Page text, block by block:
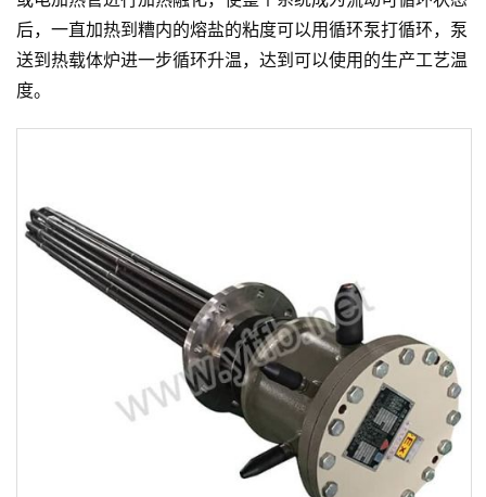
后，一直加热到糟内的熔盐的粘度可以用循环泵打循环，泵
送到热载体炉进一步循环升温，达到可以使用的生产工艺温
度。